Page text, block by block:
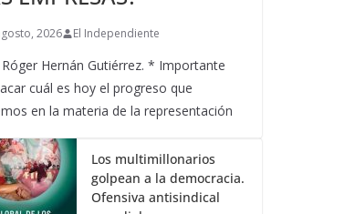
2026 El Independiente
Róger Hernán Gutiérrez. * Importante
cuál es hoy el progreso que
en la materia de la representación
Los multimillonarios
golpean a la democracia.
Ofensiva antisindical